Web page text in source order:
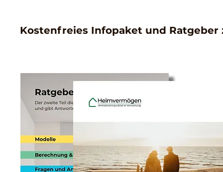
Kostenfreies Infopaket und